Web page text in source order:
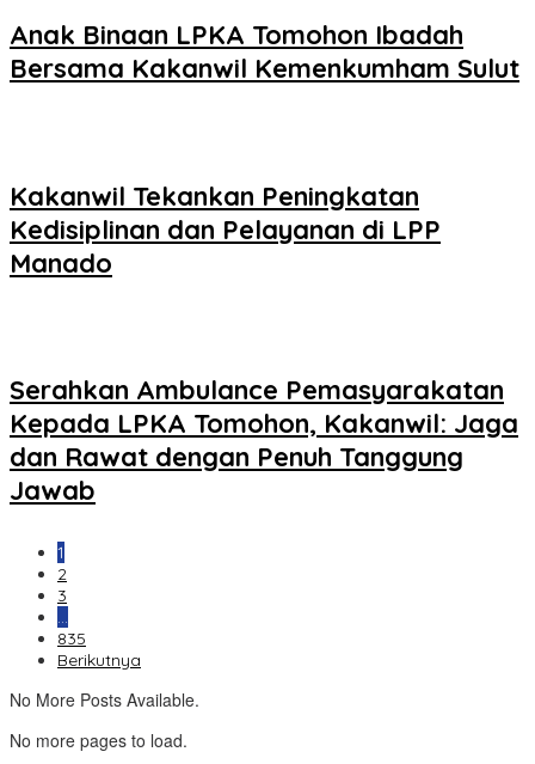
Anak Binaan LPKA Tomohon Ibadah
Bersama Kakanwil Kemenkumham Sulut
Kakanwil Tekankan Peningkatan
Kedisiplinan dan Pelayanan di LPP
Manado
Serahkan Ambulance Pemasyarakatan
Kepada LPKA Tomohon, Kakanwil: Jaga
dan Rawat dengan Penuh Tanggung
Jawab
1
2
3
…
835
Berikutnya
No More Posts Available.
No more pages to load.